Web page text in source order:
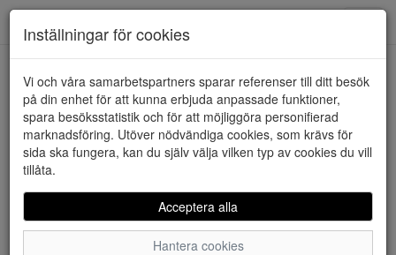
HEM RIEKER
Inställningar för cookies
Vi och våra samarbetspartners sparar referenser till ditt besök
på din enhet för att kunna erbjuda anpassade funktioner,
spara besöksstatistik och för att möjliggöra personifierad
marknadsföring. Utöver nödvändiga cookies, som krävs för
sida ska fungera, kan du själv välja vilken typ av cookies du vill
tillåta.
Acceptera alla
Hantera cookies